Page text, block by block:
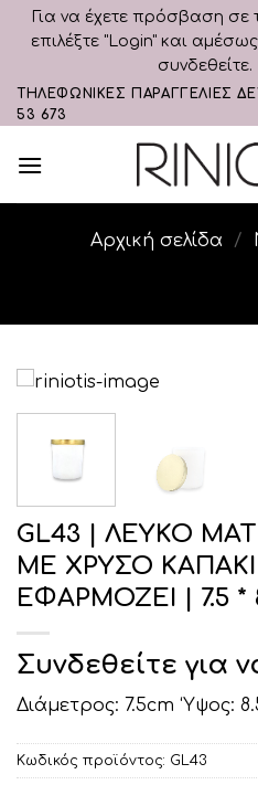
Για να έχετε πρόσβαση σε
επιλέξτε "Login" και
συνδεθείτε.
Skip
to
ΤΗΛΕΦΩΝΙΚΕΣ ΠΑΡΑΓΓΕΛΙΕΣ
53 673
Αρχική σελίδα /
GL43 | ΛΕΥΚΟ
ME ΧΡΥΣΟ
ΕΦΑΡΜΟΖΕΙ | 7.5 *
Συνδεθείτε για
Διάμετρος: 7.5cm ‘Υψος:
Κωδικός προϊόντος: GL43